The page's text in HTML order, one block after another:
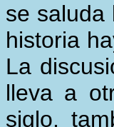
se saluda
historia
La
lleva a
siglo,